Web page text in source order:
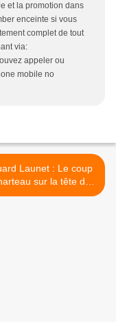
et la promotion dans
enceinte si vous
complet de tout
via:
appeler ou
mobile no
Launet : Le coup
sur la tête du
chat (Éd.Seuil, 2017) >